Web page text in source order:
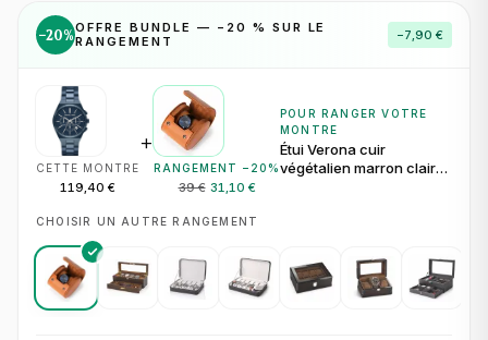
−20%OFFRE BUNDLE — − 20 % SUR LE
RANGEMENT
−7,90 €
CETTE MONTRE
119,40 €
+
RANGEMENT − 20 %
39 € 31,10 €
POUR RANGER VOTRE
MONTRE
Étui Verona cuir
végétalien marron clair
CHOISIR UN AUTRE RANGEMENT